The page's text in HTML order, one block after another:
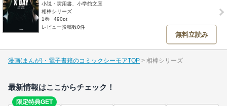
小説・実用書、小学館文庫
相棒シリーズ
1巻
490pt
レビュー投稿数0件
無料立読み
漫画(まんが)・電子書籍のコミックシーモアTOP 相棒シリーズ
最新情報はここからチェック！
限定特典GET